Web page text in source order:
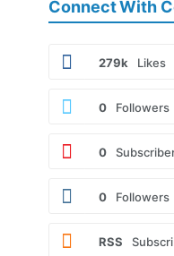
Connect With
279k Likes
0 Followers
0
0 Followers
RSS